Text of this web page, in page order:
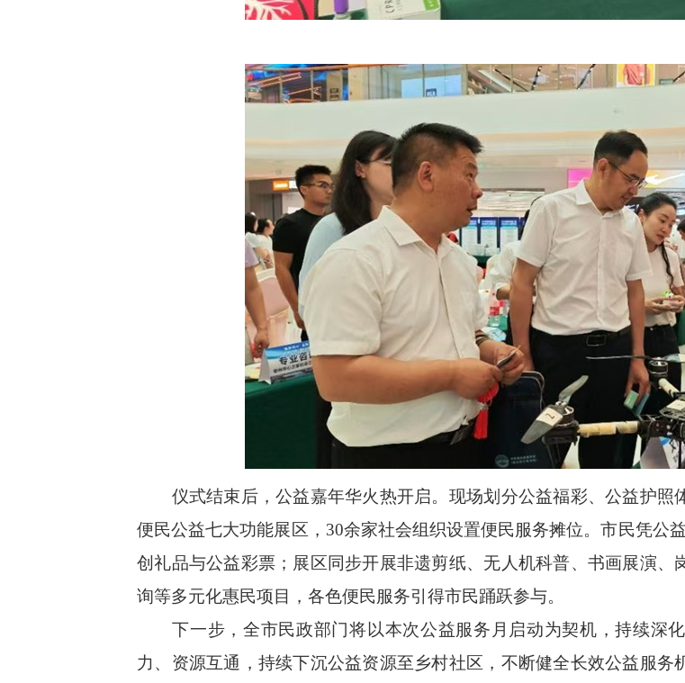
仪式结束后，公益嘉年华火热开启。现场划分公益福彩、公益护照
便民公益七大功能展区，30余家社会组织设置便民服务摊位。市民凭公
创礼品与公益彩票；展区同步开展非遗剪纸、无人机科普、书画展演
询等多元化惠民项目，各色便民服务引得市民踊跃参与。
下一步，全市民政部门将以本次公益服务月启动为契机，持续深化
力、资源互通，持续下沉公益资源至乡村社区，不断健全长效公益服